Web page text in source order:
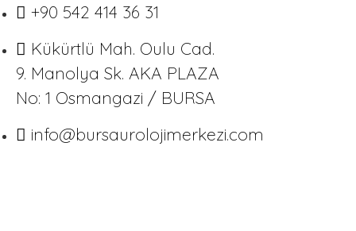
+90 542 414 36 31
Kükürtlü Mah. Oulu Cad.
9. Manolya Sk. AKA PLAZA
No: 1 Osmangazi / BURSA
info@bursaurolojimerkezi.com